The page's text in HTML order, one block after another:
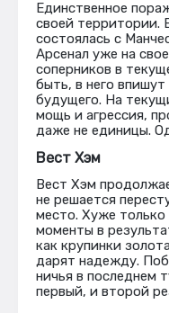
Единственное
своей территории.
состоялась с
Арсенал уже на
соперников в
быть, в него
будущего. На
мощь и агрессия,
даже не единицы.
Вест Хэм
Вест Хэм
не решается
место. Хуже только
моменты в
как крупинки
дарят надежду.
ничья в последнем
первый, и второй